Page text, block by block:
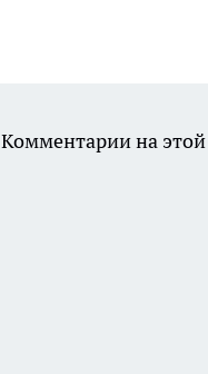
Комментарии на